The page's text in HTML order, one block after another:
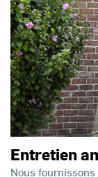
Entretien
Nous